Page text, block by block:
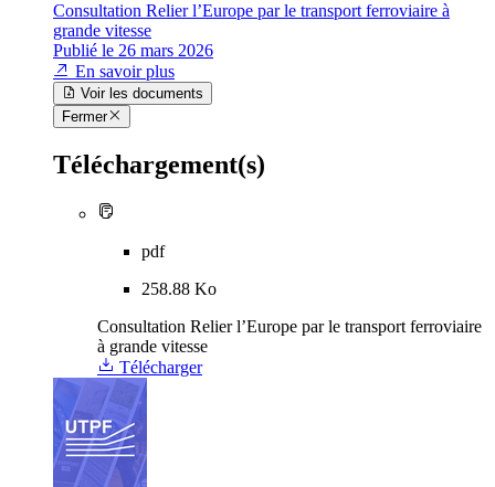
Consultation Relier l’Europe par le transport ferroviaire à
grande vitesse
Publié le 26 mars 2026
En savoir plus
Voir les documents
Fermer
Téléchargement(s)
pdf
258.88 Ko
Consultation Relier l’Europe par le transport ferroviaire
à grande vitesse
Télécharger